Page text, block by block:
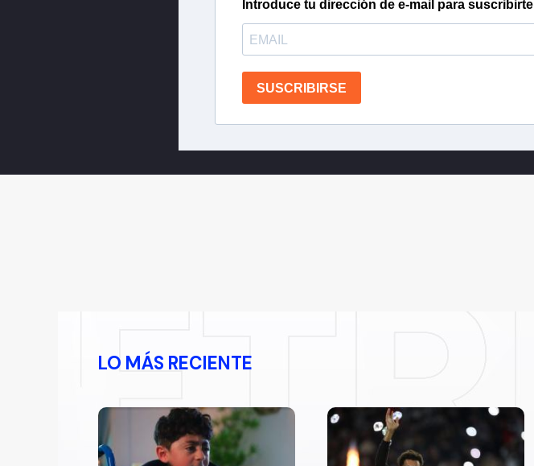
Introduce tu dirección de e-mail para suscribirte
SUSCRIBIRSE
LO MÁS RECIENTE